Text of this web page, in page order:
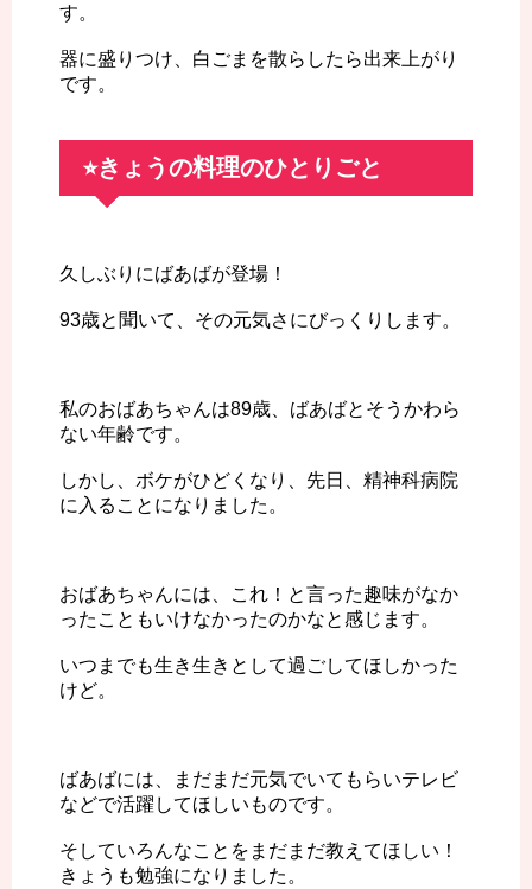
す。
器に盛りつけ、白ごまを散らしたら出来上がり
です。
⭐︎きょうの料理のひとりごと
久しぶりにばあばが登場！
93歳と聞いて、その元気さにびっくりします。
私のおばあちゃんは89歳、ばあばとそうかわら
ない年齢です。
しかし、ボケがひどくなり、先日、精神科病院
に入ることになりました。
おばあちゃんには、これ！と言った趣味がなか
ったこともいけなかったのかなと感じます。
いつまでも生き生きとして過ごしてほしかった
けど。
ばあばには、まだまだ元気でいてもらいテレビ
などで活躍してほしいものです。
そしていろんなことをまだまだ教えてほしい！
きょうも勉強になりました。